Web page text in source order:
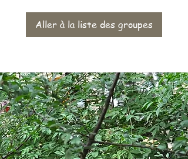
Aller à la liste des groupes